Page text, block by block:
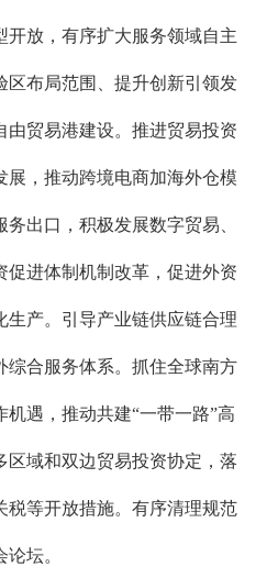
开放，有序扩大服务领域自主
区布局范围、提升创新引领发
由贸易港建设。推进贸易投资
展，推动跨境电商加海外仓模
出口，积极发展数字贸易、
促进体制机制改革，促进外资
生产。引导产业链供应链合理
综合服务体系。抓住全球南方
机遇，推动共建“一带一路”高
区域和双边贸易投资协定，落
税等开放措施。有序清理规范
坛。